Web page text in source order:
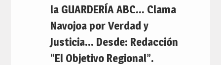
la GUARDERÍA ABC… Clama
Navojoa por Verdad y
Justicia… Desde: Redacción
“El Objetivo Regional”.